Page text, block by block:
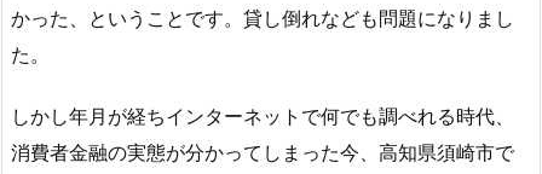
かった、ということです。貸し倒れなども問題になりまし
た。
しかし年月が経ちインターネットで何でも調べれる時代、
消費者金融の実態が分かってしまった今、高知県須崎市で